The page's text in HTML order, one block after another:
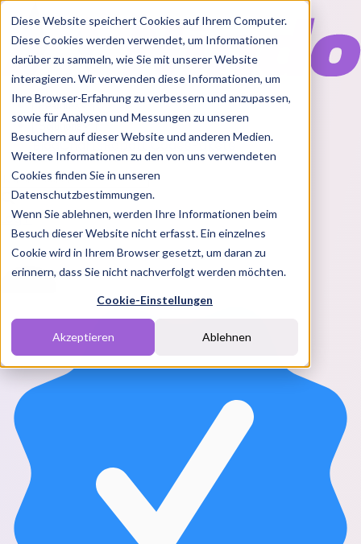
Diese Website speichert Cookies auf Ihrem Computer.
Diese Cookies werden verwendet, um Informationen
darüber zu sammeln, wie Sie mit unserer Website
interagieren. Wir verwenden diese Informationen, um
Ihre Browser-Erfahrung zu verbessern und anzupassen,
sowie für Analysen und Messungen zu unseren
Besuchern auf dieser Website und anderen Medien.
Weitere Informationen zu den von uns verwendeten
Cookies finden Sie in unseren
Datenschutzbestimmungen.
Wenn Sie ablehnen, werden Ihre Informationen beim
Besuch dieser Website nicht erfasst. Ein einzelnes
Cookie wird in Ihrem Browser gesetzt, um daran zu
erinnern, dass Sie nicht nachverfolgt werden möchten.
Cookie-Einstellungen
Akzeptieren Ablehnen
Features
Solutions
BlogChartsRabatt CodesPakete
Login